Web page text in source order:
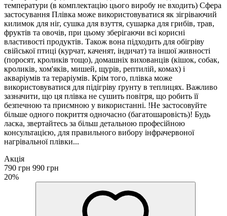
температури (в комплектацію цього виробу не входить) Сфера
застосування Плівка може використовуватися як зігріваючий
килимок для ніг, сушка для взуття, сушарка для грибів, трав,
фруктів та овочів, при цьому зберігаючи всі корисні
властивості продуктів. Також вона підходить для обігріву
свійської птиці (курчат, каченят, індичат) та іншої живності
(поросят, кроликів тощо), домашніх вихованців (кішок, собак,
кроликів, хом'яків, мишей, щурів, рептилій, комах) і
акваріумів та тераріумів. Крім того, плівка може
використовуватися для підігріву ґрунту в теплицях. Важливо
зазначити, що ця плівка не сушить повітря, що робить її
безпечною та приємною у використанні. !Не застосовуйте
більше одного покриття одночасно (багатошаровість)! Будь
ласка, звертайтесь за більш детальною професійною
консультацією, для правильного вибору інфрачервоної
нагрівальної плівки...
Акція
790 грн 990 грн
20%